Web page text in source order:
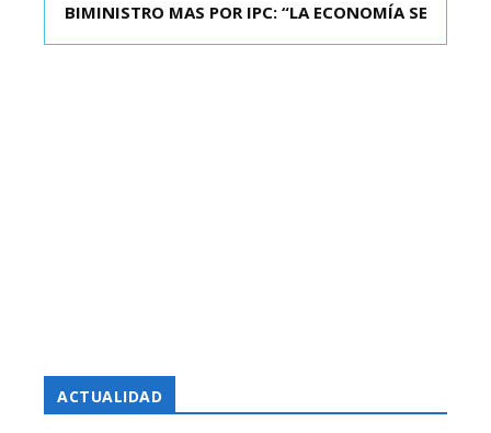
KAST SE REUNIÓ CON EL PRESIDENTE ELECTO DE
ACTUALIDAD